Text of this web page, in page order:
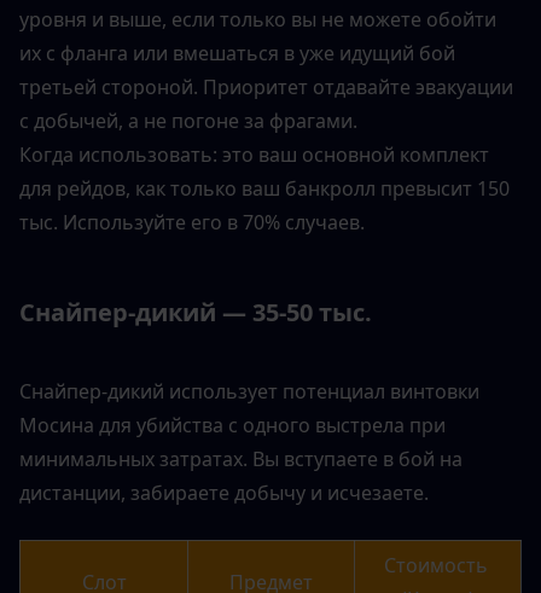
уровня и выше, если только вы не можете обойти
их с фланга или вмешаться в уже идущий бой
третьей стороной. Приоритет отдавайте эвакуации
с добычей, а не погоне за фрагами.
Когда использовать: это ваш основной комплект
для рейдов, как только ваш банкролл превысит 150
тыс. Используйте его в 70% случаев.
Снайпер-дикий — 35-50 тыс.
Снайпер-дикий использует потенциал винтовки
Мосина для убийства с одного выстрела при
минимальных затратах. Вы вступаете в бой на
дистанции, забираете добычу и исчезаете.
Слот Предмет
Стоимость